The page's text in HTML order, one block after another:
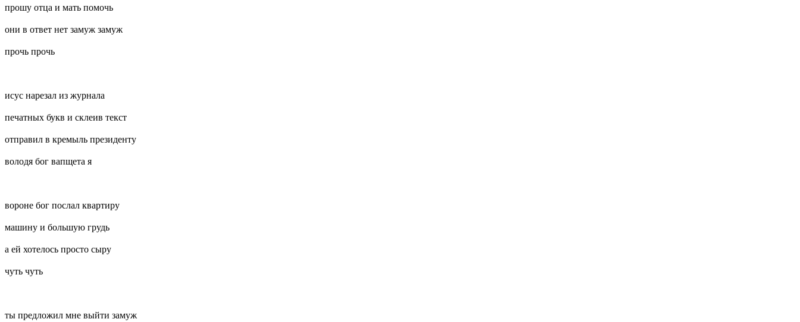
прошу отца и мать помочь
они в ответ нет замуж замуж
прочь прочь
исус нарезал из журнала
печатных букв и склеив текст
отправил в кремыль президенту
володя бог вапщета я
вороне бог послал квартиру
машину и большую грудь
а ей хотелось просто сыру
чуть чуть
ты предложил мне выйти замуж